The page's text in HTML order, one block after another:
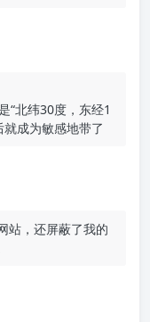
“北纬30度，东经1
成为敏感地带了
站，还屏蔽了我的